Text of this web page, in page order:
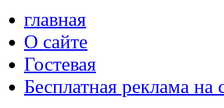
главная
О сайте
Гостевая
Бесплатная реклама на